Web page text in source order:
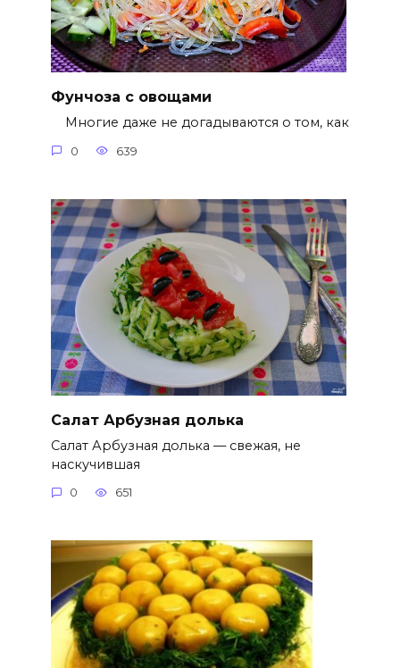
Фунчоза с овощами
Многие даже не догадываются о том, как
0 639
Салат Арбузная долька
Салат Арбузная долька — свежая, не
наскучившая
0 651